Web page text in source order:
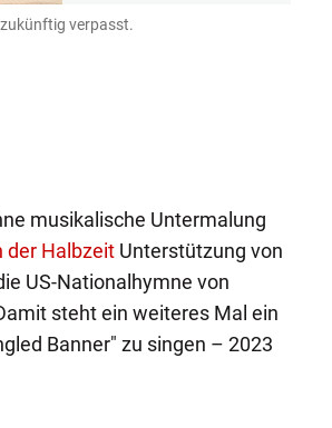
verpasst.
musikalische Untermalung
der HalbzeitUnterstützung von
US-Nationalhymne von
steht ein weiteres Mal ein
Banner" zu singen – 2023